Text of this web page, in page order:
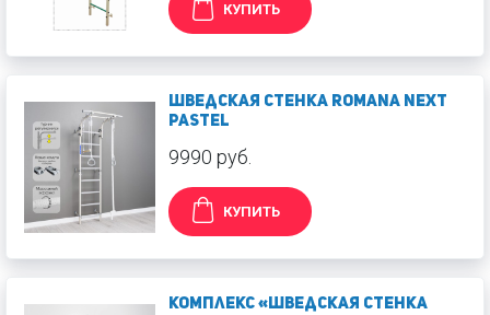
КУПИТЬ
Шведская стенка ROMANA Next
Pastel
9990 руб.
КУПИТЬ
Комплекс «Шведская стенка